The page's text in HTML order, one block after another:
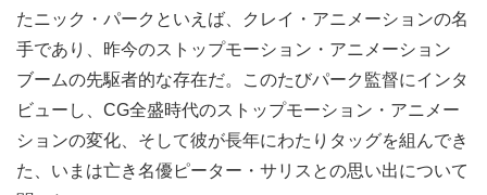
たニック・パークといえば、クレイ・アニメーションの名
手であり、昨今のストップモーション・アニメーション
ブームの先駆者的な存在だ。このたびパーク監督にインタ
ビューし、CG全盛時代のストップモーション・アニメー
ションの変化、そして彼が長年にわたりタッグを組んでき
た、いまは亡き名優ピーター・サリスとの思い出について